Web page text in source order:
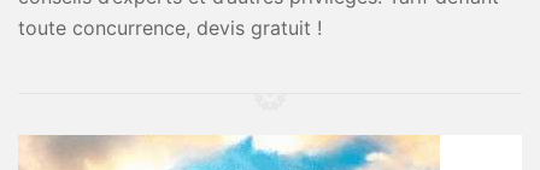
toute concurrence, devis gratuit !